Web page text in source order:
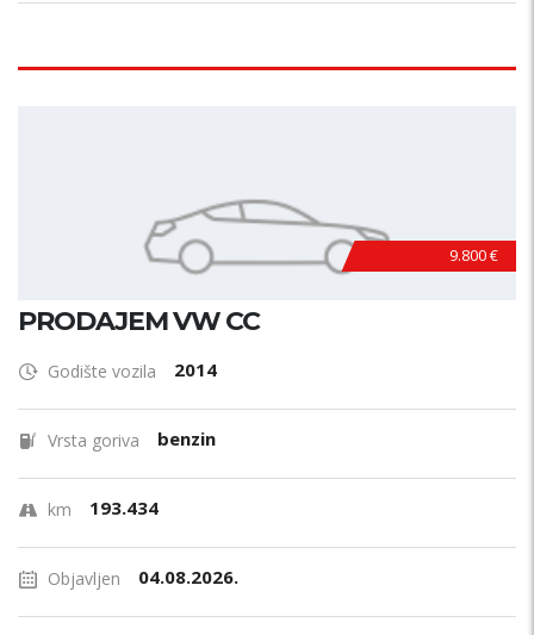
9.800 €
PRODAJEM VW CC
Godište vozila 2014
Vrsta goriva benzin
km 193.434
Objavljen 04.08.2026.